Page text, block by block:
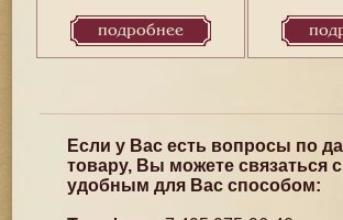
подробнее
Если у Вас есть вопросы по
товару, Вы можете связаться
удобным для Вас способом: